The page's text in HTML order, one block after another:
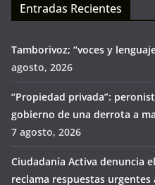
Entradas Recientes
Tamborivoz; “voces y
agosto, 2026
“Propiedad privada”:
gobierno de una derrota a
7 agosto, 2026
Ciudadanía Activa denuncia
reclama respuestas